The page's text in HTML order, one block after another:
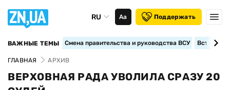
RU Аа Поддержать
ВАЖНЫЕ ТЕМЫ Смена правительства и руководства ВСУ
ГЛАВНАЯ АРХИВ
ВЕРХОВНАЯ РАДА УВОЛИЛА СРАЗУ 20